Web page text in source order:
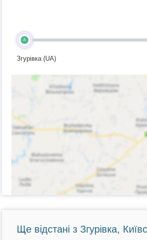
A
Згурівка (UA)
Ще відстані з Згурівка,